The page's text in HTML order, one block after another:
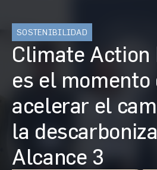
SOSTENIBILIDAD
Climate
es el momento
acelerar el
la
Alcance 3